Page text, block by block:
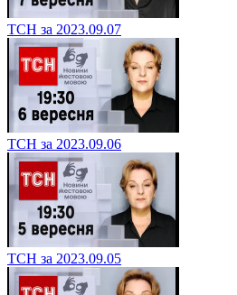
ТСН за 2023.09.07
ТСН за 2023.09.06
ТСН за 2023.09.05